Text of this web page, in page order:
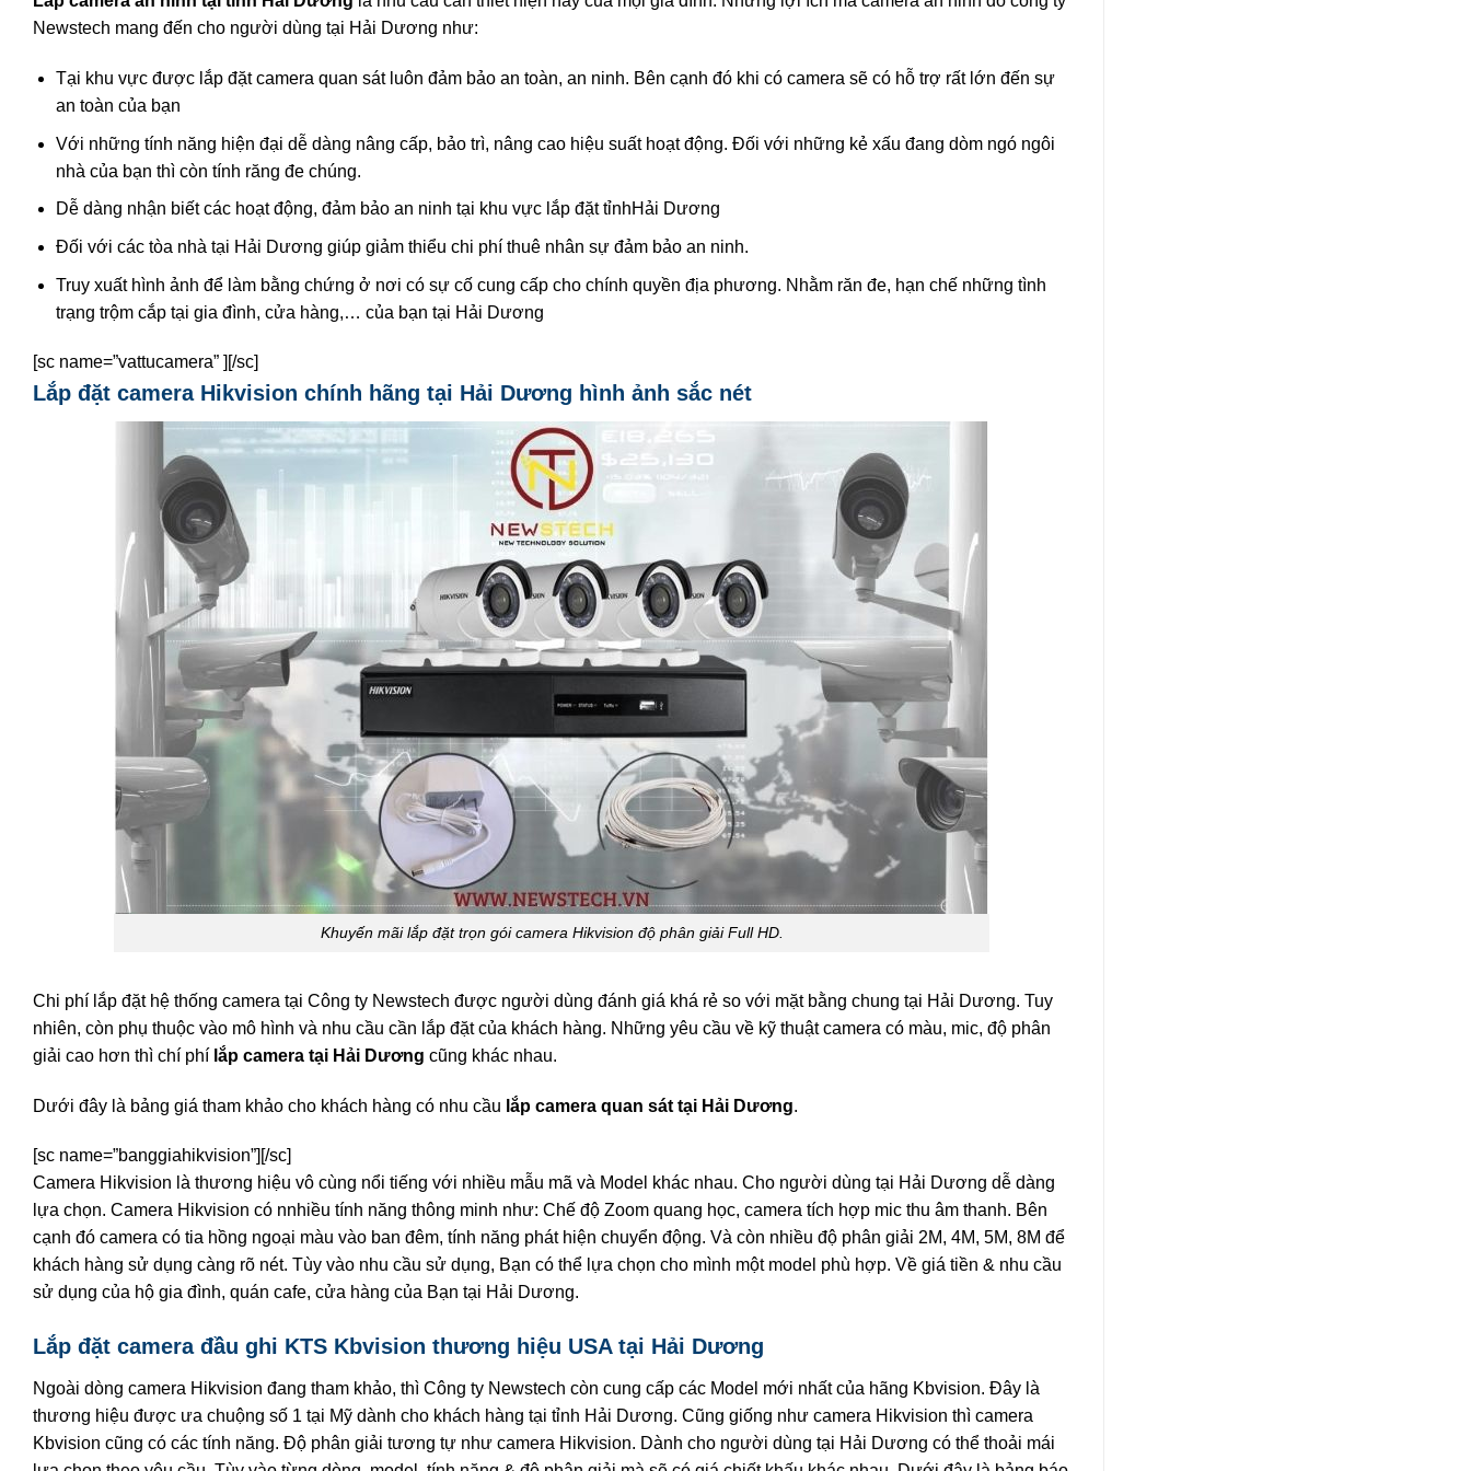
Newstech mang đến cho người dùng tại Hải Dương như:
Tại khu vực được lắp đặt camera quan sát luôn đảm bảo an toàn, an ninh. Bên cạnh đó khi có camera sẽ có hỗ trợ rất lớn đến sự
an toàn của bạn
Với những tính năng hiện đại dễ dàng nâng cấp, bảo trì, nâng cao hiệu suất hoạt động. Đối với những kẻ xấu đang dòm ngó ngôi
nhà của bạn thì còn tính răng đe chúng.
Dễ dàng nhận biết các hoạt động, đảm bảo an ninh tại khu vực lắp đặt tỉnhHải Dương
Đối với các tòa nhà tại Hải Dương giúp giảm thiểu chi phí thuê nhân sự đảm bảo an ninh.
Truy xuất hình ảnh để làm bằng chứng ở nơi có sự cố cung cấp cho chính quyền địa phương. Nhằm răn đe, hạn chế những tình
trạng trộm cắp tại gia đình, cửa hàng,… của bạn tại Hải Dương
[sc name=”vattucamera” ][/sc]
Lắp đặt camera Hikvision chính hãng tại Hải Dương hình ảnh sắc nét
Khuyến mãi lắp đặt trọn gói camera Hikvision độ phân giải Full HD.
Chi phí lắp đặt hệ thống camera tại Công ty Newstech được người dùng đánh giá khá rẻ so với mặt bằng chung tại Hải Dương. Tuy
nhiên, còn phụ thuộc vào mô hình và nhu cầu cần lắp đặt của khách hàng. Những yêu cầu về kỹ thuật camera có màu, mic, độ phân
giải cao hơn thì chí phí lắp camera tại Hải Dương cũng khác nhau.
Dưới đây là bảng giá tham khảo cho khách hàng có nhu cầu lắp camera quan sát tại Hải Dương.
[sc name=”banggiahikvision”][/sc]
Camera Hikvision là thương hiệu vô cùng nổi tiếng với nhiều mẫu mã và Model khác nhau. Cho người dùng tại Hải Dương dễ dàng
lựa chọn. Camera Hikvision có nnhiều tính năng thông minh như: Chế độ Zoom quang học, camera tích hợp mic thu âm thanh. Bên
cạnh đó camera có tia hồng ngoại màu vào ban đêm, tính năng phát hiện chuyển động. Và còn nhiều độ phân giải 2M, 4M, 5M, 8M để
khách hàng sử dụng càng rõ nét. Tùy vào nhu cầu sử dụng, Bạn có thể lựa chọn cho mình một model phù hợp. Về giá tiền & nhu cầu
sử dụng của hộ gia đình, quán cafe, cửa hàng của Bạn tại Hải Dương.
Lắp đặt camera đầu ghi KTS Kbvision thương hiệu USA tại Hải Dương
Ngoài dòng camera Hikvision đang tham khảo, thì Công ty Newstech còn cung cấp các Model mới nhất của hãng Kbvision. Đây là
thương hiệu được ưa chuộng số 1 tại Mỹ dành cho khách hàng tại tỉnh Hải Dương. Cũng giống như camera Hikvision thì camera
Kbvision cũng có các tính năng. Độ phân giải tương tự như camera Hikvision. Dành cho người dùng tại Hải Dương có thể thoải mái